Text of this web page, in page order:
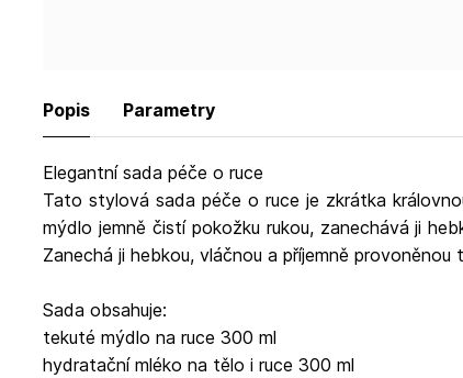
Popis Parametry
Elegantní sada péče o ruce
Tato stylová sada péče o ruce je zkrátka
mýdlo jemně čistí pokožku rukou, zanechává ji
Zanechá ji hebkou, vláčnou a příjemně
Sada obsahuje:
tekuté mýdlo na ruce 300 ml
hydratační mléko na tělo i ruce 300 ml